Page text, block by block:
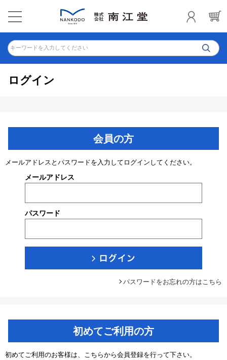
キーワードを入力してください
ログイン
会員の方
メールアドレスとパスワードを入力してログインしてください。
メールアドレス
パスワード
パスワードをお忘れの方はこちら
初めてご利用の方
初めてご利用のお客様は、こちらから会員登録を行って下さい。